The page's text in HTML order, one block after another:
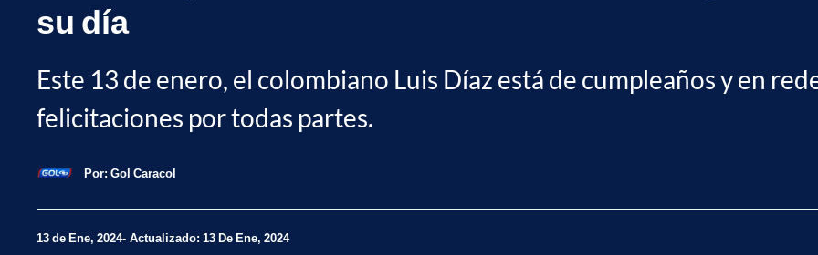
su día
Este 13 de enero, el colombiano Luis Díaz está de cumpleaños y en
felicitaciones por todas partes.
Por: Gol Caracol
13 de Ene, 2024 Actualizado: 13 De Ene, 2024